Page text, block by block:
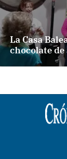
La Casa
chocolate de